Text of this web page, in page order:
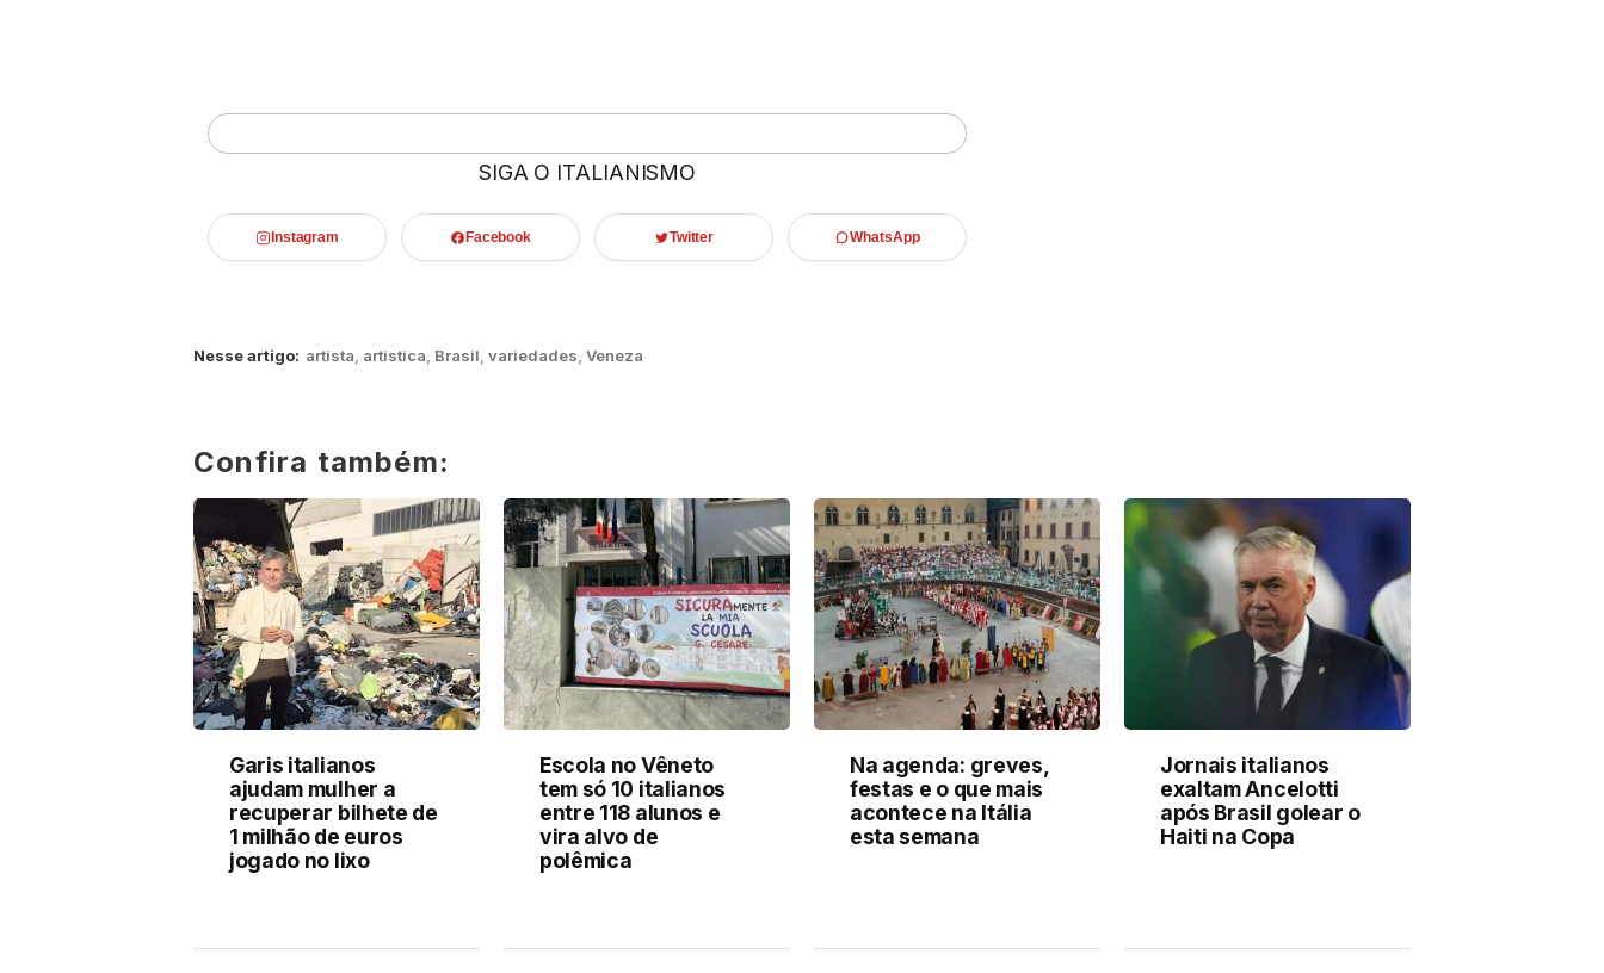
SIGA O ITALIANISMO
Instagram Facebook Twitter WhatsApp
Nesse artigo: artista, artistica, Brasil, variedades, Veneza
Confira também:
Garis italianos
ajudam mulher a
recuperar bilhete de
1 milhão de euros
jogado no lixo
Escola no Vêneto
tem só 10 italianos
entre 118 alunos e
vira alvo de
polêmica
Na agenda: greves,
festas e o que mais
acontece na Itália
esta semana
Jornais italianos
exaltam Ancelotti
após Brasil golear o
Haiti na Copa